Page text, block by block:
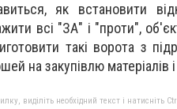
як встановити
всі "ЗА" і "проти",
такі ворота з
на закупівлю матеріалів
виділіть необхідний текст і натисніть